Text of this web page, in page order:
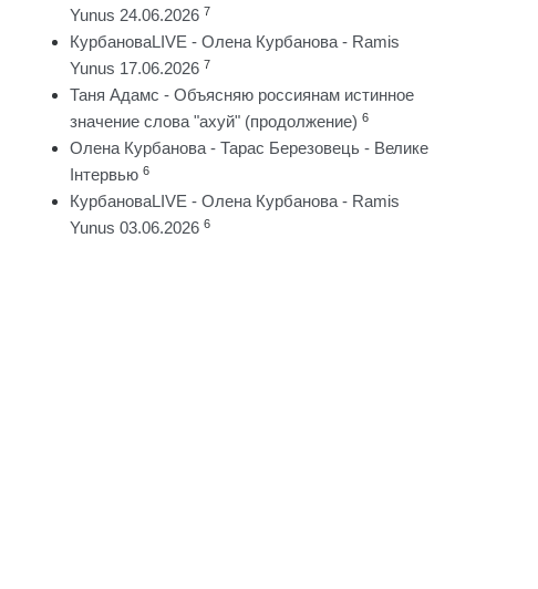
Yunus 24.06.2026 7
КурбановаLIVE - Олена Курбанова - Ramis
Yunus 17.06.2026 7
Таня Адамс - Объясняю россиянам истинное
значение слова "ахуй" (продолжение) 6
Олена Курбанова - Тарас Березовець - Велике
Інтервью 6
КурбановаLIVE - Олена Курбанова - Ramis
Yunus 03.06.2026 6